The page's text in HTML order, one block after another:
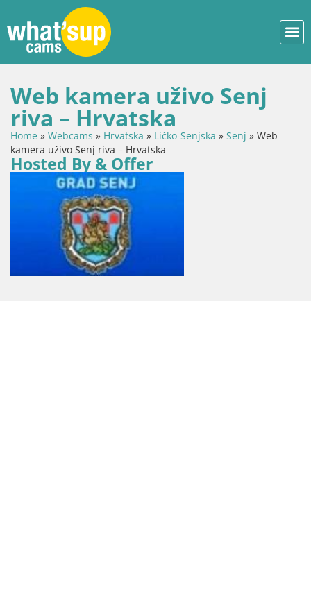
Web kamera uživo Senj
riva – Hrvatska
Home » Webcams » Hrvatska » Ličko-Senjska » Senj » Web
kamera uživo Senj riva – Hrvatska
Hosted By & Offer